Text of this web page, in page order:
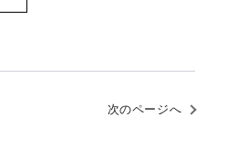
次のページへ